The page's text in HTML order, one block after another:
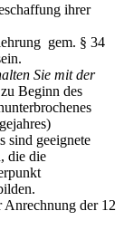
ihrer
gem. § 34
Sie mit der
Beginn des
sind geeignete
die die
der 12